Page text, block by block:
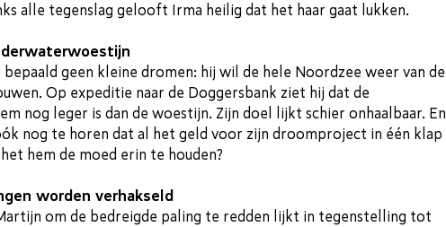
alle tegenslag gelooft Irma heilig dat het haar gaat lukken.
geen kleine dromen: hij wil de hele Noordzee weer van de
Op expeditie naar de Doggersbank ziet hij dat de
nog leger is dan de woestijn. Zijn doel lijkt schier onhaalbaar. En
nog te horen dat al het geld voor zijn droomproject in één klap
hem de moed erin te houden?
worden verhakseld
om de bedreigde paling te redden lijkt in tegenstelling tot